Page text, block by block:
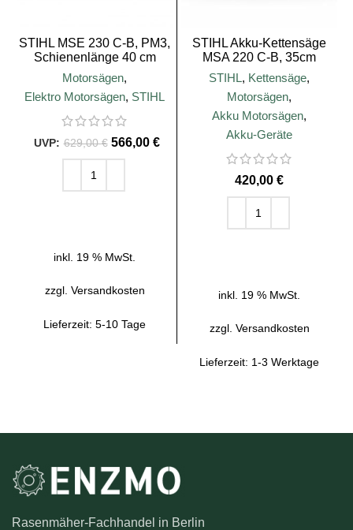
STIHL MSE 230 C-B, PM3,
Schienenlänge 40 cm
Motorsägen,
Elektro Motorsägen, STIHL
629,00€ 566,00 €
inkl. 19 % MwSt.
zzgl. Versandkosten
Lieferzeit: 5-10 Tage
STIHL Akku-Kettensäge
MSA 220 C-B, 35cm
Schienenlänge
STIHL, Kettensäge,
Motorsägen,
Akku Motorsägen,
Akku-Geräte
€
inkl. 19 % MwSt.
zzgl. Versandkosten
Lieferzeit: 1-3 Werktage
Rasenmäher-Fachhandel in Berlin